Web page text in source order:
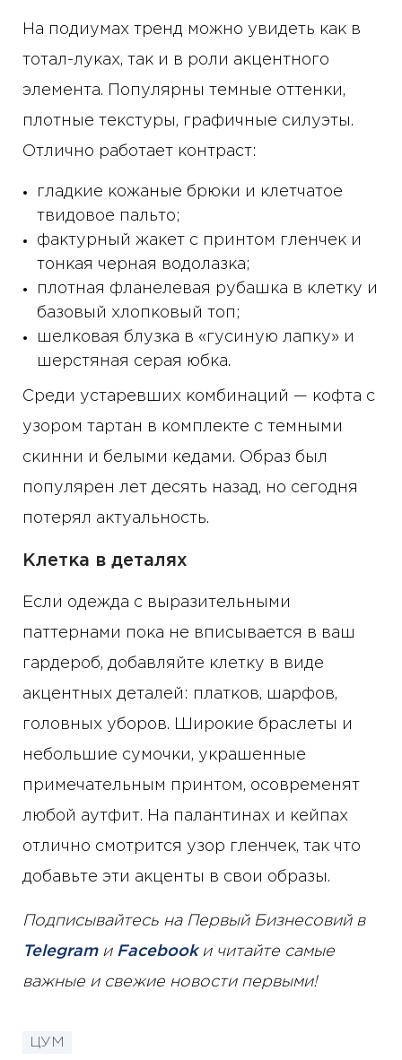
На подиумах тренд можно увидеть как в
тотал-луках, так и в роли акцентного
элемента. Популярны темные оттенки,
плотные текстуры, графичные силуэты.
Отлично работает контраст:
гладкие кожаные брюки и клетчатое
твидовое пальто;
фактурный жакет с принтом гленчек и
тонкая черная водолазка;
плотная фланелевая рубашка в клетку и
базовый хлопковый топ;
шелковая блузка в «гусиную лапку» и
шерстяная серая юбка.
Среди устаревших комбинаций — кофта с
узором тартан в комплекте с темными
скинни и белыми кедами. Образ был
популярен лет десять назад, но сегодня
потерял актуальность.
Клетка в деталях
Если одежда с выразительными
паттернами пока не вписывается в ваш
гардероб, добавляйте клетку в виде
акцентных деталей: платков, шарфов,
головных уборов. Широкие браслеты и
небольшие сумочки, украшенные
примечательным принтом, осовременят
любой аутфит. На палантинах и кейпах
отлично смотрится узор гленчек, так что
добавьте эти акценты в свои образы.
Подписывайтесь на Первый Бизнесовий в
Telegramи Facebookи читайте самые
важные и свежие новости первыми!
ЦУМ